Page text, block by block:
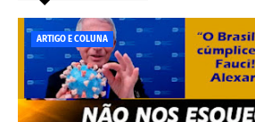
ARTIGO E COLUNA